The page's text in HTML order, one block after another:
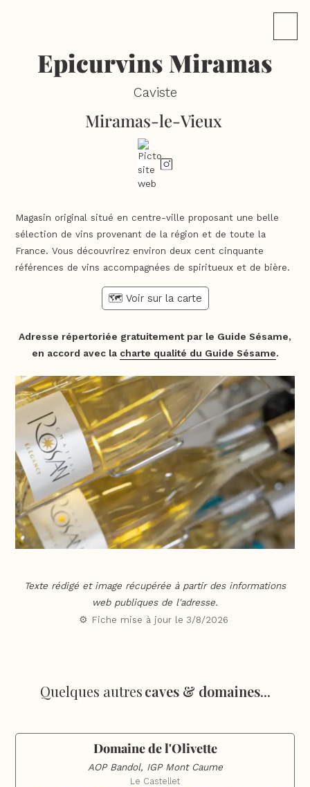
Epicurvins Miramas
Caviste
Miramas-le-Vieux
Magasin original situé en centre-ville proposant une belle
sélection de vins provenant de la région et de toute la
France. Vous découvrirez environ deux cent cinquante
références de vins accompagnées de spiritueux et de bière.
🗺️ Voir sur la carte
Adresse répertoriée gratuitement par le Guide Sésame,
en accord avec la charte qualité du Guide Sésame.
Texte rédigé et image récupérée à partir des informations
web publiques de l'adresse.
⚙️ Fiche mise à jour le 3/8/2026
Quelques autrescaves & domaines...
Domaine de l'Olivette
AOP Bandol, IGP Mont Caume
Le Castellet